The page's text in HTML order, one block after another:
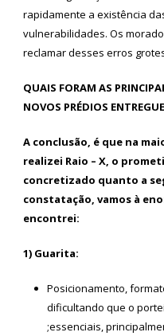
rapidamente a existência
vulnerabilidades. Os
reclamar desses erros
QUAIS FORAM AS
NOVOS PRÉDIOS
A conclusão, é que na
realizei Raio – X, o
concretizado quanto a
constatação, vamos à
encontrei:
1) Guarita:
Posicionamento,
dificultando que o
;essenciais,